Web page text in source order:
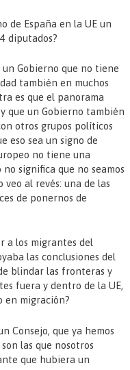
de España en la UE un
diputados?
un Gobierno que no tiene
también en muchos
es que el panorama
que un Gobierno también
otros grupos políticos
eso sea un signo de
no tiene una
significa que no seamos
veo al revés: una de las
de ponernos de
a los migrantes del
las conclusiones del
blindar las fronteras y
fuera y dentro de la UE,
en migración?
Consejo, que ya hemos
las que nosotros
que hubiera un